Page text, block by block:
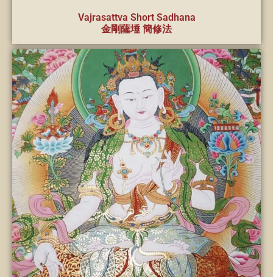
Vajrasattva Short Sadhana
金剛薩埵 簡修法